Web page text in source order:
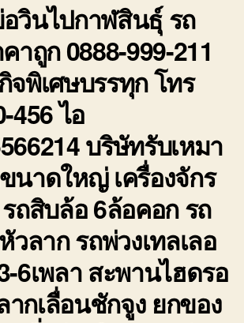
วินไปกาฬสินธุ์ รถ
าถูก 0888-999-211
จพิเศษบรรทุก โทร
456 ไอ
บริษัทรับเหมา
นาดใหญ่ เครื่องจักร
ถสิบล้อ 6ล้อคอก รถ
วลาก รถพ่วงเทลเลอ
6เพลา สะพานไฮดรอ
กเลื่อนชักจูง ยกของ